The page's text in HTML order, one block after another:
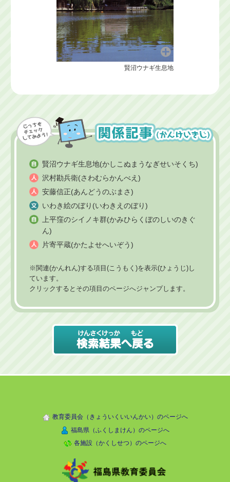
賢沼ウナギ生息地
賢沼ウナギ生息地(かしこぬまうなぎせいそくち)
沢村勘兵衛(さわむらかんべえ)
安藤信正(あんどうのぶまさ)
いわき絵のぼり(いわきえのぼり)
上平窪のシイノキ群(かみひらくぼのしいのきぐ
ん)
片寄平蔵(かたよせへいぞう)
※関連(かんれん)する項目(こうもく)を表示(ひょうじ)し
ています。
クリックするとその項目のページへジャンプします。
教育委員会（きょういくいいんかい）のページへ
福島県（ふくしまけん）のページへ
各施設（かくしせつ）のページへ